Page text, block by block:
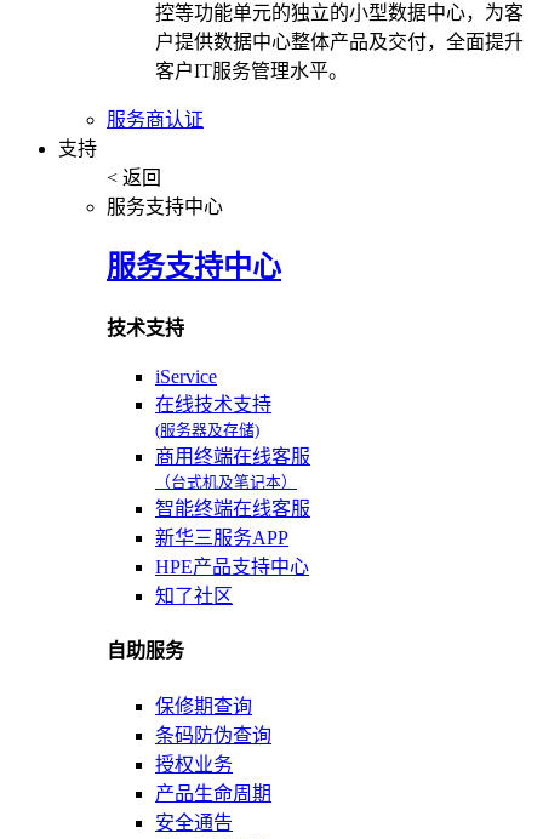
控等功能单元的独立的小型数据中心，为客
户提供数据中心整体产品及交付，全面提升
客户IT服务管理水平。
服务商认证
支持
< 返回
服务支持中心
服务支持中心
技术支持
iService
在线技术支持
(服务器及存储)
商用终端在线客服
（台式机及笔记本）
智能终端在线客服
新华三服务APP
HPE产品支持中心
知了社区
自助服务
保修期查询
条码防伪查询
授权业务
产品生命周期
安全通告